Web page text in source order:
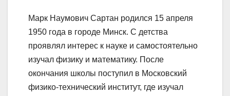
Марк Наумович Сартан родился 15 апреля
1950 года в городе Минск. С детства
проявлял интерес к науке и самостоятельно
изучал физику и математику. После
окончания школы поступил в Московский
физико-технический институт, где изучал